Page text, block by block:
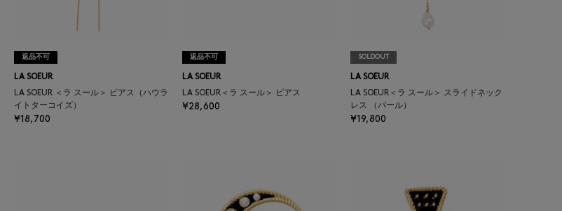
返品不可
LA SOEUR
LA SOEUR ＜ラ スール＞ ピアス（ハウラ
イトターコイズ）
¥18,700
返品不可
LA SOEUR
LA SOEUR＜ラ スール＞ ピアス
¥28,600
SOLDOUT
LA SOEUR
LA SOEUR＜ラ スール＞ スライドネック
レス （パール）
¥19,800